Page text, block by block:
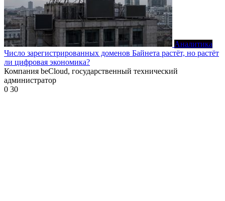
Аналитика
Число зарегистрированных доменов Байнета растёт, но растёт
ли цифровая экономика?
Компания beCloud, государственный технический
администратор
0 30